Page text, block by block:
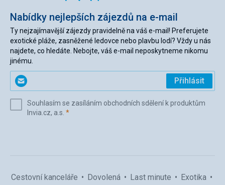
Nabídky nejlepších zájezdů na e-mail
Ty nejzajímavější zájezdy pravidelně na váš e-mail! Preferujete
exotické pláže, zasněžené ledovce nebo plavbu lodí? Vždy u nás
najdete, co hledáte. Nebojte, váš e-mail neposkytneme nikomu
jinému.
Zadejte
svůj
(povinné)
Přihlásit
Souhlasím se zasíláním obchodních sdělení k produktům
Invia.cz, a.s. *(povinné)
Cestovní kanceláře Dovolená Last minute
Exotika